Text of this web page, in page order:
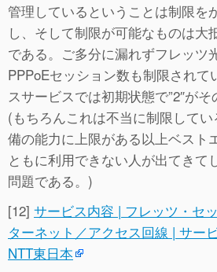
管理しているということは制限を
し、そして制限が可能なものは大
である。ご多分に漏れずフレッツ
PPPoEセッション数も制限されて
スサービスでは初期状態で”2″がそ
(もちろんこれは不当に制限して
備の能力に上限がある以上ベスト
ともに利用できない人が出てきて
問題である。)
[12] サービス内容 | フレッツ・セ
ターネット／アクセス回線 | サー
NTT東日本